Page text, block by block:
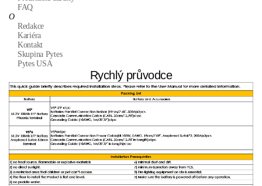
FAQ
O
Redakce
Kariéra
Kontakt
Skupina Pytes
Pytes USA
Rychlý průvodce